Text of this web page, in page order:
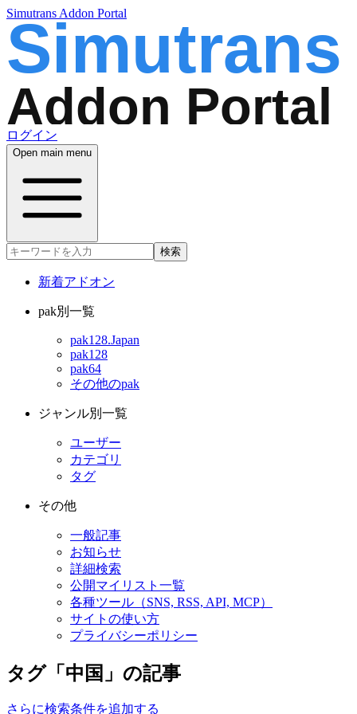
Simutrans Addon Portal
ログイン
Open main menu
検索
新着アドオン
pak別一覧
pak128.Japan
pak128
pak64
その他のpak
ジャンル別一覧
ユーザー
カテゴリ
タグ
その他
一般記事
お知らせ
詳細検索
公開マイリスト一覧
各種ツール（SNS, RSS, API, MCP）
サイトの使い方
プライバシーポリシー
タグ「中国」の記事
さらに検索条件を追加する